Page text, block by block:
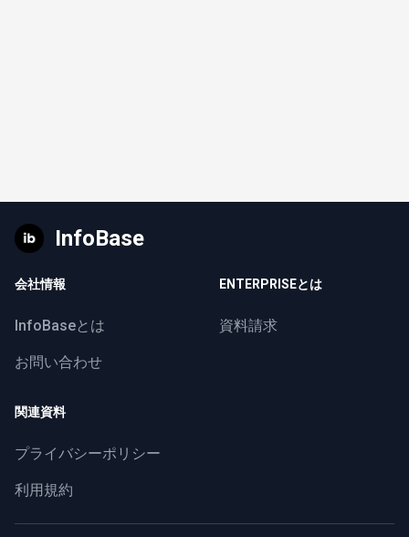
InfoBase
会社情報
InfoBaseとは
お問い合わせ
ENTERPRISEとは
資料請求
関連資料
プライバシーポリシー
利用規約